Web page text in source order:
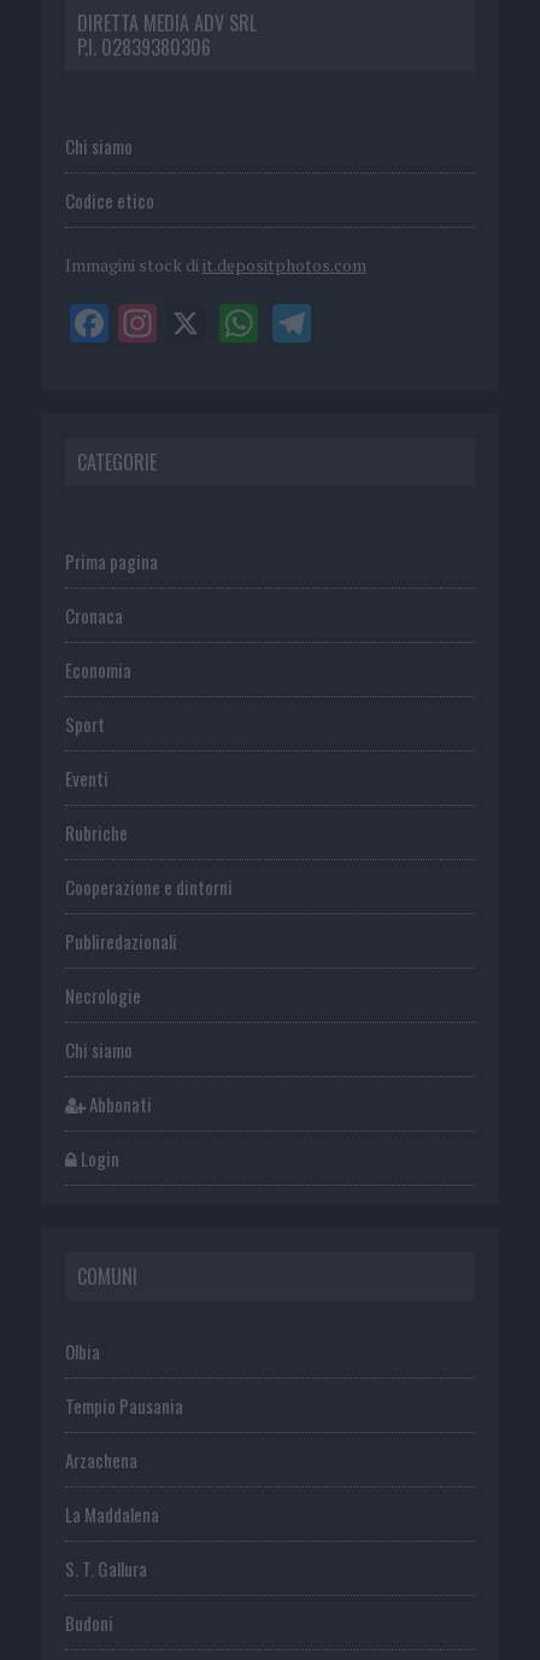
DIRETTA MEDIA ADV SRL
P.I. 02839380306
Chi siamo
Codice etico
Immagini stock di it.depositphotos.com
CATEGORIE
Prima pagina
Cronaca
Economia
Sport
Eventi
Rubriche
Cooperazione e dintorni
Publiredazionali
Necrologie
Chi siamo
Abbonati
Login
COMUNI
Olbia
Tempio Pausania
Arzachena
La Maddalena
S. T. Gallura
Budoni